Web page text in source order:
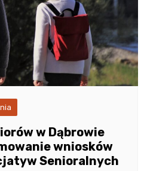
w Dąbrowie
wniosków
Senioralnych